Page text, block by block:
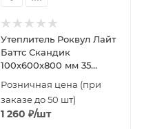
Утеплитель Роквул Лайт
Баттс Скандик
100х600х800 мм 35
Розничная цена (при
заказе до 50 шт)
1 260 ₽/шт